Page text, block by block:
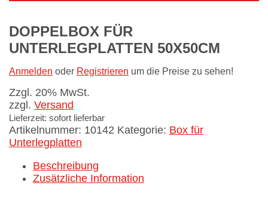
DOPPELBOX FÜR
UNTERLEGPLATTEN 50X50CM
Anmelden oder Registrieren um die Preise zu sehen!
Zzgl. 20% MwSt.
zzgl. Versand
Lieferzeit: sofort lieferbar
Artikelnummer: 10142 Kategorie: Box für
Unterlegplatten
Beschreibung
Zusätzliche Information